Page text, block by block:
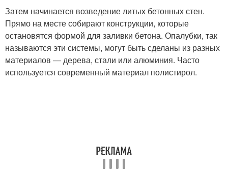
Затем начинается возведение литых бетонных стен.
Прямо на месте собирают конструкции, которые
остановятся формой для заливки бетона. Опалубки, так
называются эти системы, могут быть сделаны из разных
материалов — дерева, стали или алюминия. Часто
используется современный материал полистирол.